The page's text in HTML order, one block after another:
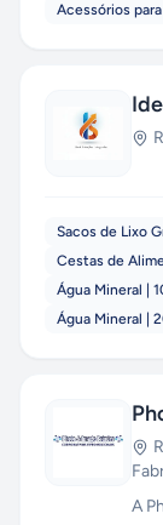
Acessórios
Sacos de Lixo
Cestas de
Água Mineral |
Água Mineral |
A